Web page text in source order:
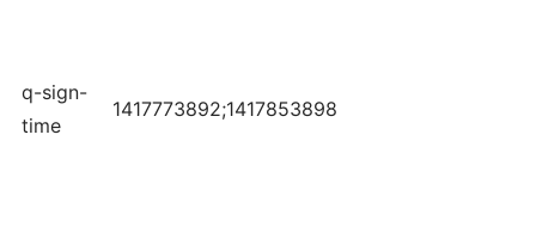
q-sign-
time
1417773892;1417853898